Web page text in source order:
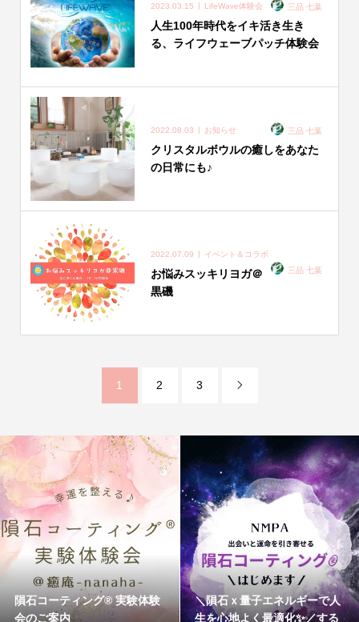
2023.03.15 LifeWave体験会 三品 七葉
人生100年時代をイキ活き生き
る、ライフウェーブパッチ体験会
2022.08.03 お知らせ 三品 七葉
クリスタルボウルの癒しをあなた
の日常にも♪
2022.07.09
イベント＆コラボ
三品 七葉
お悩みスッキリヨガ＠
黒磯
1 2 3 
隕石コーティング®︎ 実験体験
会のご案内
＼隕石ｘ量子エネルギーで人
生を心地よく最適化✨／する